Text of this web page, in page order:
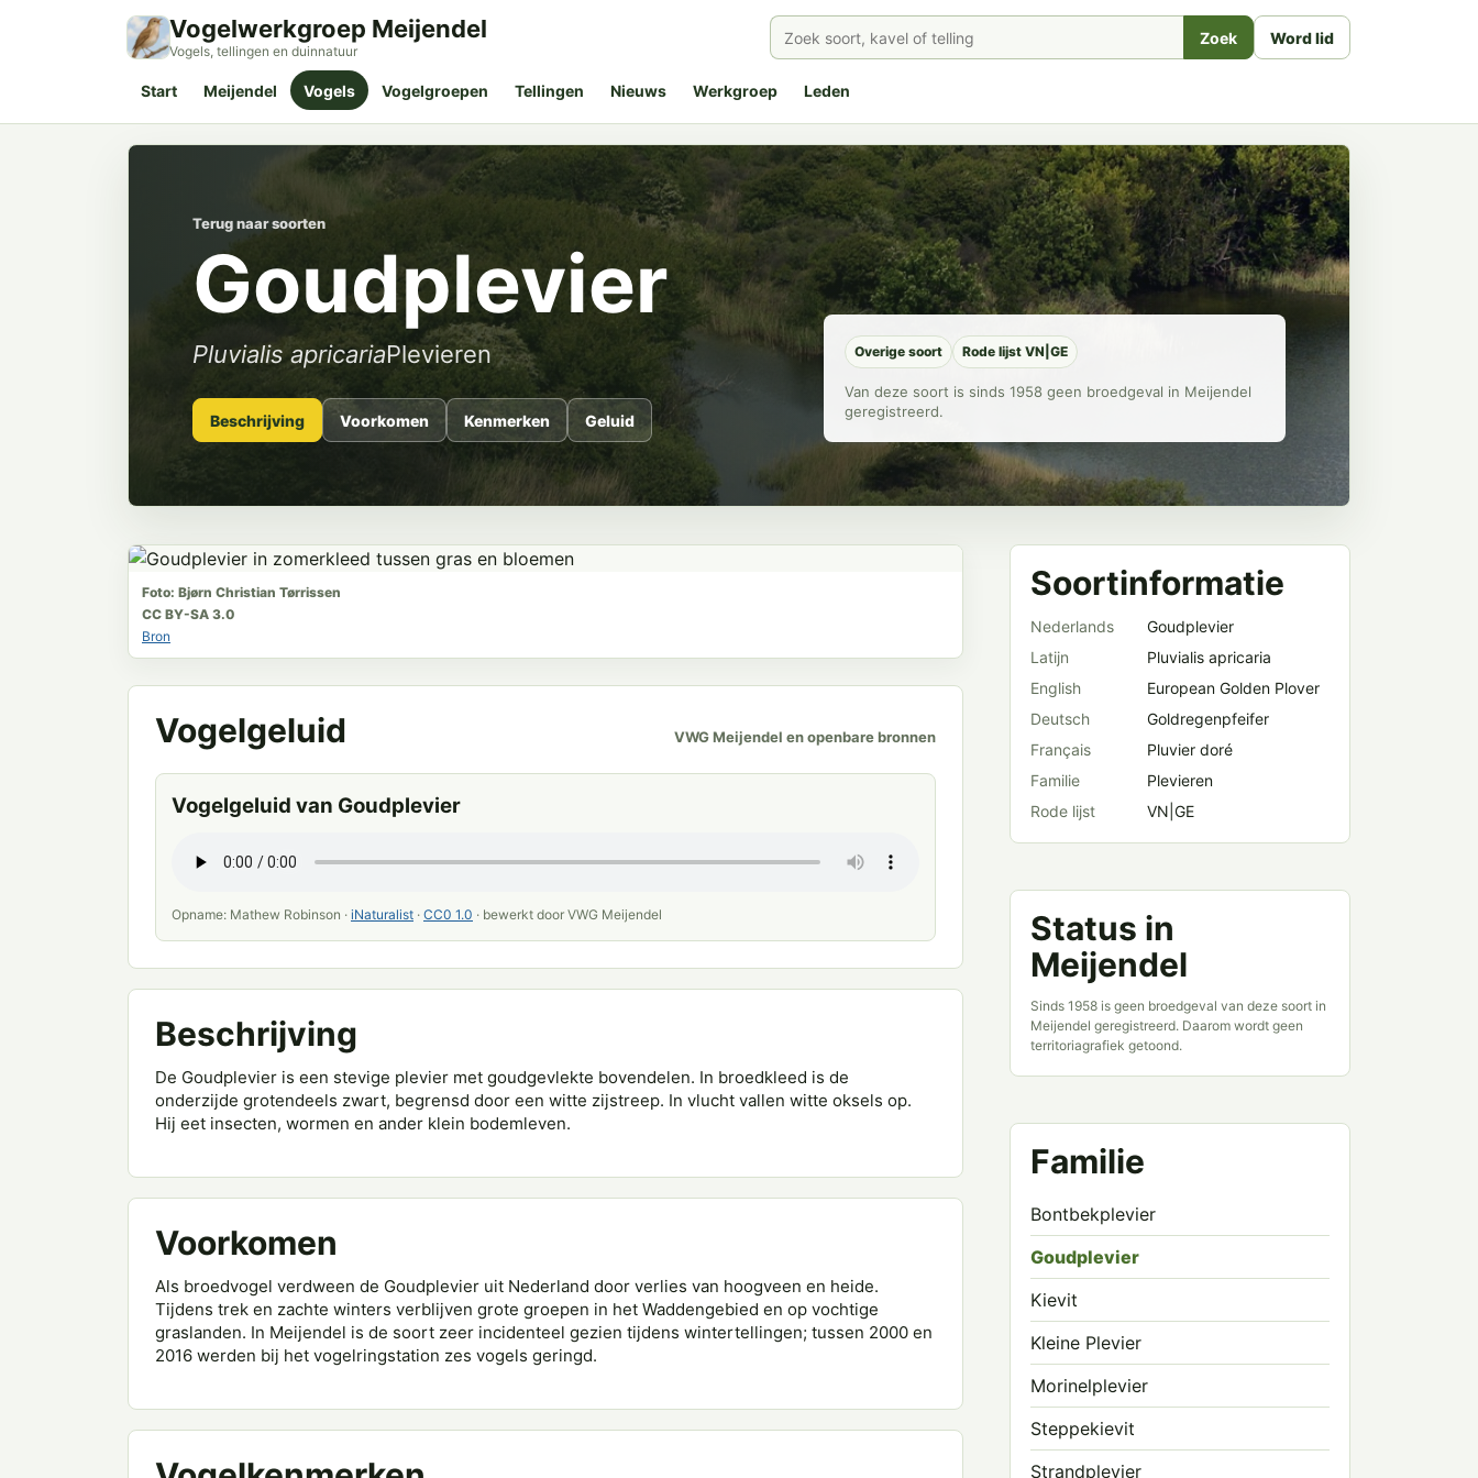
Vogelwerkgroep Meijendel
Vogels, tellingen en duinnatuur
Zoek Word lid
Start Meijendel Vogels Vogelgroepen Tellingen Nieuws Werkgroep Leden
Terug naar soorten
Goudplevier
Pluvialis apricariaPlevieren
Beschrijving Voorkomen Kenmerken Geluid
Overige soort Rode lijst VN|GE
Van deze soort is sinds 1958 geen broedgeval in Meijendel
geregistreerd.
Foto: Bjørn Christian Tørrissen
CC BY-SA 3.0
Bron
Vogelgeluid VWG Meijendel en openbare bronnen
Vogelgeluid van Goudplevier
Opname: Mathew Robinson · iNaturalist · CC0 1.0 · bewerkt door VWG Meijendel
Beschrijving
De Goudplevier is een stevige plevier met goudgevlekte bovendelen. In broedkleed is de
onderzijde grotendeels zwart, begrensd door een witte zijstreep. In vlucht vallen witte oksels op.
Hij eet insecten, wormen en ander klein bodemleven.
Voorkomen
Als broedvogel verdween de Goudplevier uit Nederland door verlies van hoogveen en heide.
Tijdens trek en zachte winters verblijven grote groepen in het Waddengebied en op vochtige
graslanden. In Meijendel is de soort zeer incidenteel gezien tijdens wintertellingen; tussen 2000 en
2016 werden bij het vogelringstation zes vogels geringd.
Soortinformatie
Nederlands
Goudplevier
Latijn
Pluvialis apricaria
English
European Golden Plover
Deutsch
Goldregenpfeifer
Français
Pluvier doré
Familie
Plevieren
Rode lijst
VN|GE
Status in
Meijendel
Sinds 1958 is geen broedgeval van deze soort in
Meijendel geregistreerd. Daarom wordt geen
territoriagrafiek getoond.
Familie
Bontbekplevier
Goudplevier
Kievit
Kleine Plevier
Morinelplevier
Steppekievit
Strandplevier